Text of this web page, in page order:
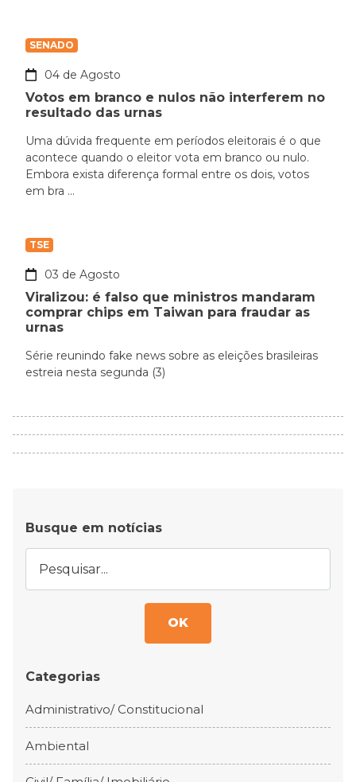
SENADO
04 de Agosto
Votos em branco e nulos não interferem no
resultado das urnas
Uma dúvida frequente em períodos eleitorais é o que
acontece quando o eleitor vota em branco ou nulo.
Embora exista diferença formal entre os dois, votos
em bra ...
TSE
03 de Agosto
Viralizou: é falso que ministros mandaram
comprar chips em Taiwan para fraudar as
urnas
Série reunindo fake news sobre as eleições brasileiras
estreia nesta segunda (3)
Busque em notícias
OK
Categorias
Administrativo/ Constitucional
Ambiental